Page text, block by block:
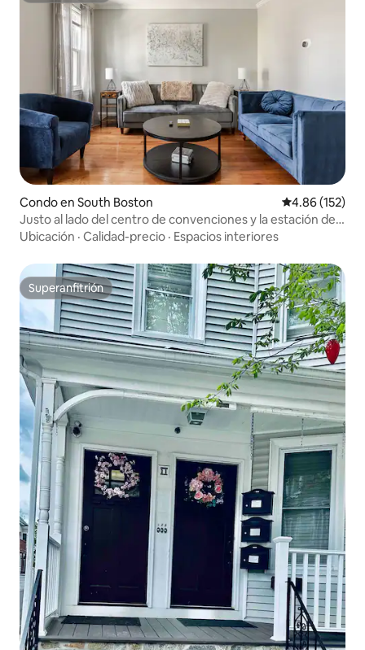
Condo en South Boston Calificación
4.86 (152)
Justo al lado del centro de convenciones y la estación de
tren
Ubicación · Calidad-precio · Espacios interiores
Superanfitrión
Superanfitrión